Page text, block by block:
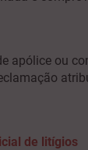
apólice ou
de litígios